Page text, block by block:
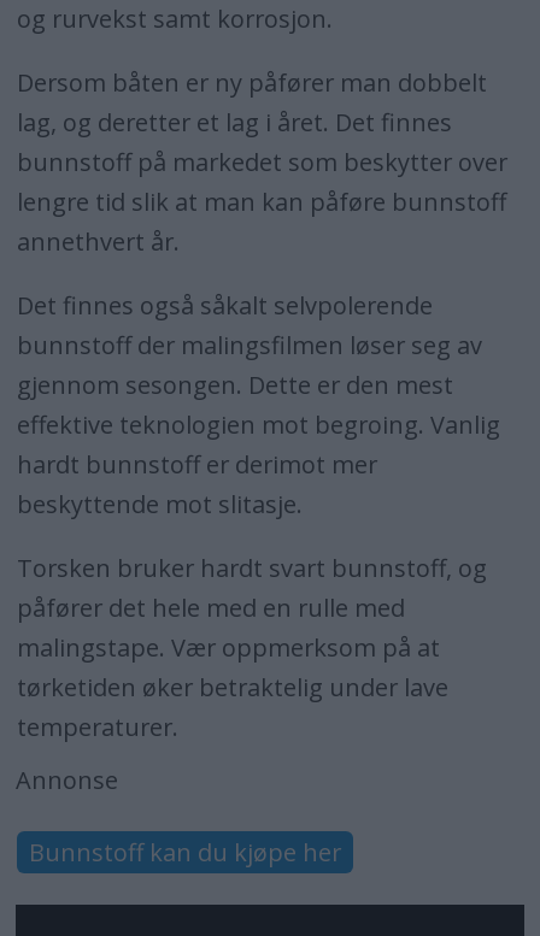
og rurvekst samt korrosjon.
Dersom båten er ny påfører man dobbelt
lag, og deretter et lag i året. Det finnes
bunnstoff på markedet som beskytter over
lengre tid slik at man kan påføre bunnstoff
annethvert år.
Det finnes også såkalt selvpolerende
bunnstoff der malingsfilmen løser seg av
gjennom sesongen. Dette er den mest
effektive teknologien mot begroing. Vanlig
hardt bunnstoff er derimot mer
beskyttende mot slitasje.
Torsken bruker hardt svart bunnstoff, og
påfører det hele med en rulle med
malingstape. Vær oppmerksom på at
tørketiden øker betraktelig under lave
temperaturer.
Annonse
Bunnstoff kan du kjøpe her